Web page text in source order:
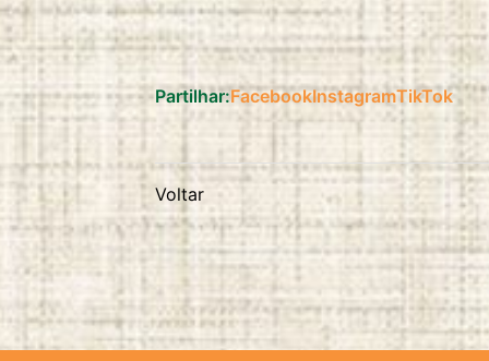
Partilhar:FacebookInstagramTikTok
Voltar